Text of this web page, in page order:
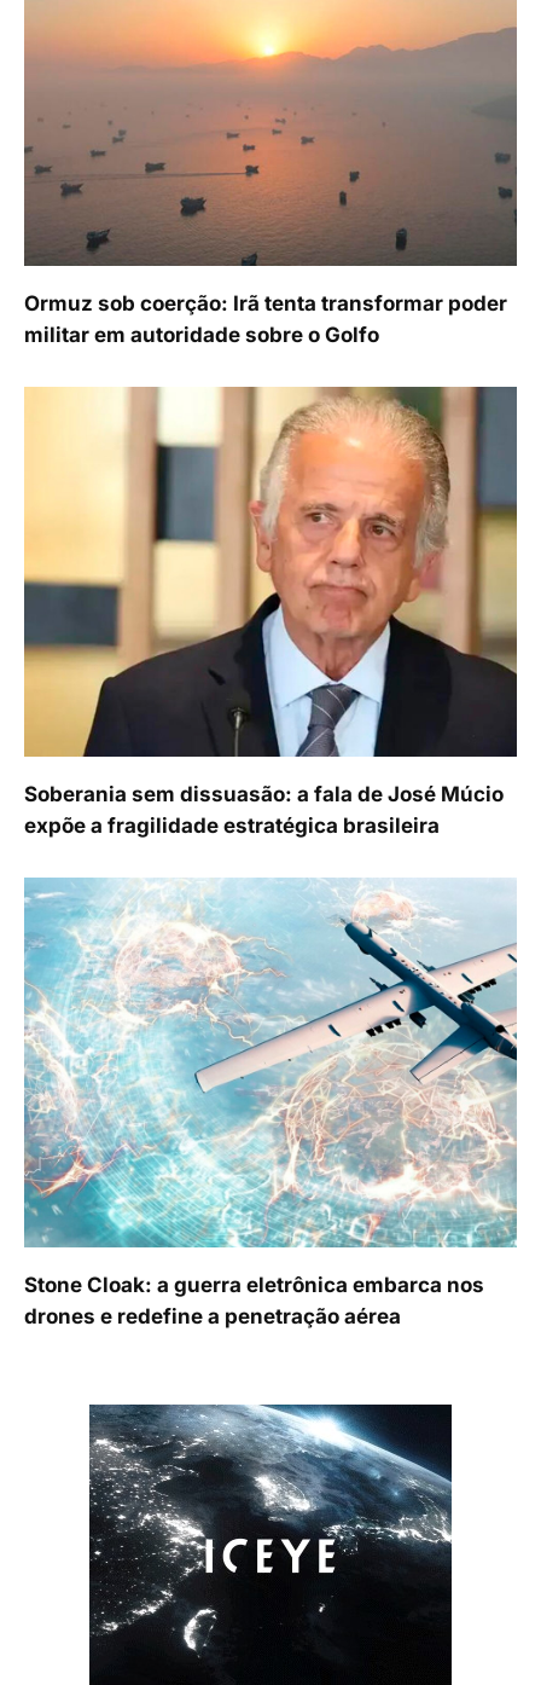
Ormuz sob coerção: Irã tenta transformar poder
militar em autoridade sobre o Golfo
Soberania sem dissuasão: a fala de José Múcio
expõe a fragilidade estratégica brasileira
Stone Cloak: a guerra eletrônica embarca nos
drones e redefine a penetração aérea